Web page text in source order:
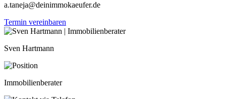
a.taneja@deinimmokaeufer.de
Termin vereinbaren
Sven Hartmann
Immobilienberater